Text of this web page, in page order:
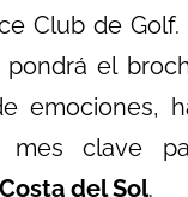
Club de
el
emociones,
mes clave
Costa del Sol.